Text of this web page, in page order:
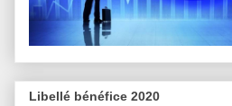
Libellé bénéfice 2020